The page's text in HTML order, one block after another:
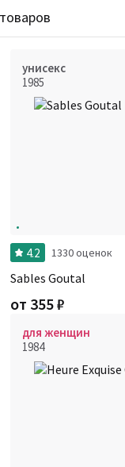
унисекс
1985
4.2 1330 оценок
Sables Goutal
от 355₽
для женщин
1984